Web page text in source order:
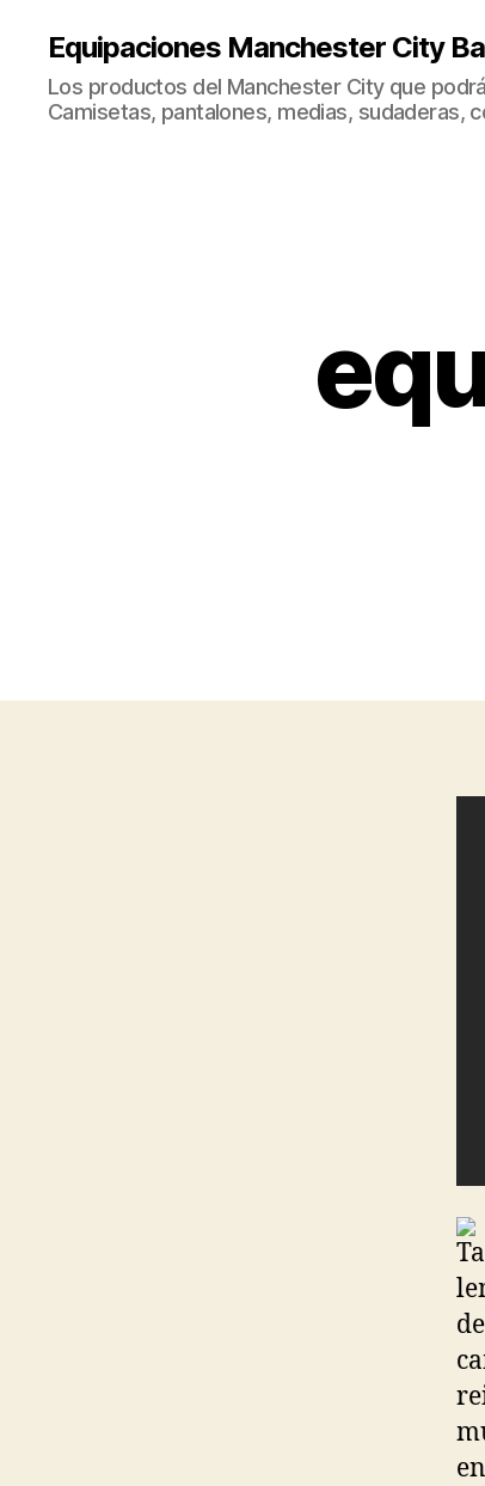
Equipaciones Manchester City
Los productos del Manchester City que
Camisetas, pantalones, medias, sudaderas,